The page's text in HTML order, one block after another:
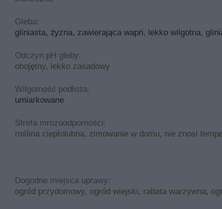
Gleba:
gliniasta, żyzna, zawierająca wapń, lekko wilgotna,
Odczyn pH gleby:
obojętny, lekko zasadowy
Wilgotność podłoża:
umiarkowane
Strefa mrozoodporności:
roślina ciepłolubna, zimowanie w domu, nie znosi
Dogodne miejsca uprawy:
ogród przydomowy, ogród wiejski, rabata warzywna,